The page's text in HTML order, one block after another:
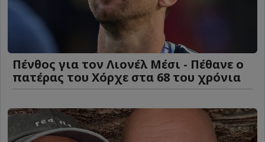
Πένθος για τον Λιονέλ Μέσι - Πέθανε ο
πατέρας του Χόρχε στα 68 του χρόνια